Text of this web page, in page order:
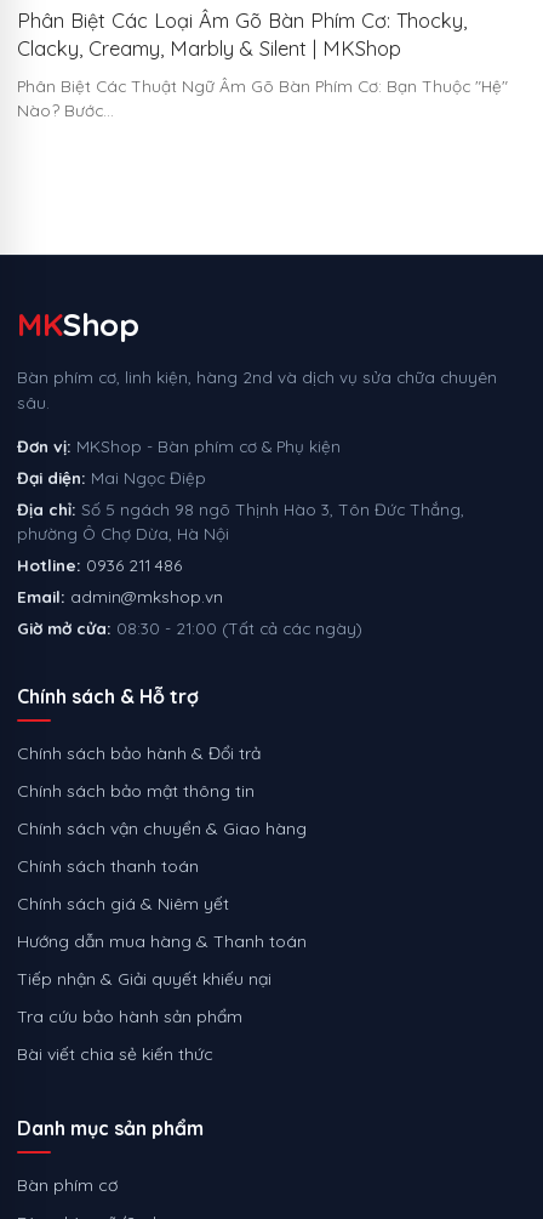
Phân Biệt Các Loại Âm Gõ Bàn Phím Cơ: Thocky,
Clacky, Creamy, Marbly & Silent | MKShop
Phân Biệt Các Thuật Ngữ Âm Gõ Bàn Phím Cơ: Bạn Thuộc "Hệ"
Nào? Bước…
MKShop
Bàn phím cơ, linh kiện, hàng 2nd và dịch vụ sửa chữa chuyên
sâu.
Đơn vị: MKShop - Bàn phím cơ & Phụ kiện
Đại diện: Mai Ngọc Điệp
Địa chỉ: Số 5 ngách 98 ngõ Thịnh Hào 3, Tôn Đức Thắng,
phường Ô Chợ Dừa, Hà Nội
Hotline: 0936 211 486
Email: admin@mkshop.vn
Giờ mở cửa: 08:30 - 21:00 (Tất cả các ngày)
Chính sách & Hỗ trợ
Chính sách bảo hành & Đổi trả
Chính sách bảo mật thông tin
Chính sách vận chuyển & Giao hàng
Chính sách thanh toán
Chính sách giá & Niêm yết
Hướng dẫn mua hàng & Thanh toán
Tiếp nhận & Giải quyết khiếu nại
Tra cứu bảo hành sản phẩm
Bài viết chia sẻ kiến thức
Danh mục sản phẩm
Bàn phím cơ